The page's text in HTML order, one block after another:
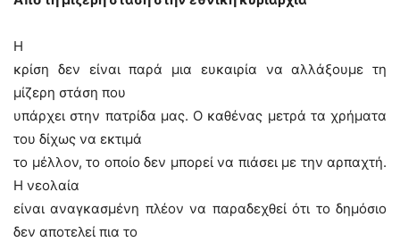
Η
κρίση δεν είναι παρά μια ευκαιρία να αλλάξουμε τη
μίζερη στάση που
υπάρχει στην πατρίδα μας. Ο καθένας μετρά τα χρήματα
του δίχως να εκτιμά
το μέλλον, το οποίο δεν μπορεί να πιάσει με την αρπαχτή.
Η νεολαία
είναι αναγκασμένη πλέον να παραδεχθεί ότι το δημόσιο
δεν αποτελεί πια το